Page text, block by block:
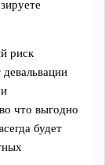
риск
что выгодно
будет